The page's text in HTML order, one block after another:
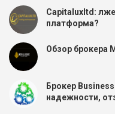
Capitaluxltd:
платформа?
Обзор брокера
Брокер
надежности,